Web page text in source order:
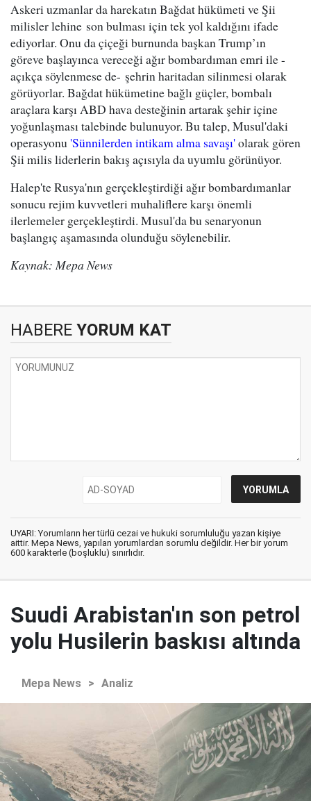
Askeri uzmanlar da harekatın Bağdat hükümeti ve Şii
milisler lehine son bulması için tek yol kaldığını ifade
ediyorlar. Onu da çiçeği burnunda başkan Trump’ın
göreve başlayınca vereceği ağır bombardıman emri ile -
açıkça söylenmese de- şehrin haritadan silinmesi olarak
görüyorlar. Bağdat hükümetine bağlı güçler, bombalı
araçlara karşı ABD hava desteğinin artarak şehir içine
yoğunlaşması talebinde bulunuyor. Bu talep, Musul'daki
operasyonu 'Sünnilerden intikam alma savaşı'olarak gören
Şii milis liderlerin bakış açısıyla da uyumlu görünüyor.
Halep'te Rusya'nın gerçekleştirdiği ağır bombardımanlar
sonucu rejim kuvvetleri muhaliflere karşı önemli
ilerlemeler gerçekleştirdi. Musul'da bu senaryonun
başlangıç aşamasında olunduğu söylenebilir.
Kaynak: Mepa News
HABERE YORUM KAT
UYARI: Yorumların her türlü cezai ve hukuki sorumluluğu yazan kişiye
aittir. Mepa News, yapılan yorumlardan sorumlu değildir. Her bir yorum
600 karakterle (boşluklu) sınırlıdır.
Suudi Arabistan'ın son petrol
yolu Husilerin baskısı altında
Mepa News > Analiz